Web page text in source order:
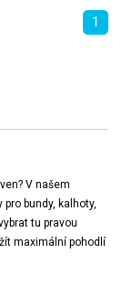
1
V našem
bundy, kalhoty,
tu pravou
maximální pohodlí